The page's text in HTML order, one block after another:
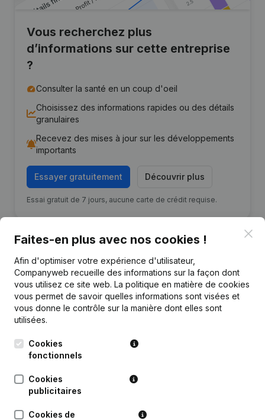
Vous recherchez plus
d’informations sur cette entreprise
?
Consulter la santé en un coup d'oeil
Choisissez des informations rapides ou des détails
granulaires
Recevez des mises à jour sur les développements
importants
Essayer gratuitement Découvrir plus
Essai gratuit de 7 jours, aucune carte de crédit requise.
Publicationsde Wim Depickere
Date Publication
07-01-2015
Rubrique Constitution (Nouvelle
Personne Morale, Ouverture
Faites-en plus avec nos cookies !
Afin d'optimiser votre expérience d'utilisateur,
Companyweb recueille des informations sur la façon dont
vous utilisez ce site web. La politique en matière de cookies
vous permet de savoir quelles informations sont visées et
vous donne le contrôle sur la manière dont elles sont
utilisées.
Cookies
fonctionnels
Cookies
publicitaires
Cookies de